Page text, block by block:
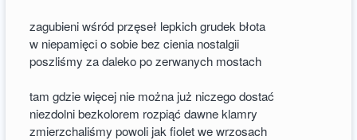
zagubieni wśród przęseł lepkich grudek błota
w niepamięci o sobie bez cienia nostalgii
poszliśmy za daleko po zerwanych mostach
tam gdzie więcej nie można już niczego dostać
niezdolni bezkolorem rozpiąć dawne klamry
zmierzchaliśmy powoli jak fiolet we wrzosach